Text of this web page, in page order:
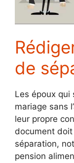
de
Les époux
mariage sans
leur propre
document
séparation,
pension